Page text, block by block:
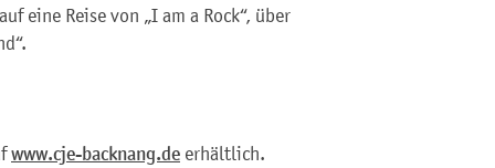
eine Reise von „I am a Rock“, über
www.cje-backnang.de erhältlich.